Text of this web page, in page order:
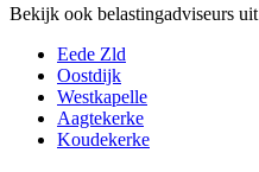
Bekijk ook belastingadviseurs uit
Eede Zld
Oostdijk
Westkapelle
Aagtekerke
Koudekerke